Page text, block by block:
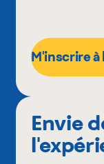
M'inscrire
Envie